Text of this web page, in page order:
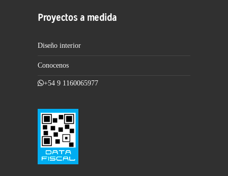
Proyectos a medida
Diseño interior
Conocenos
+54 9 1160065977